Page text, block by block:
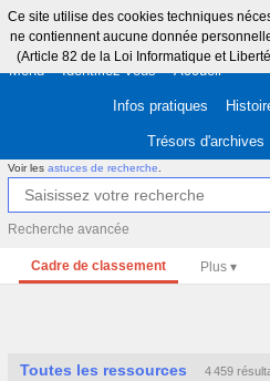
Ce site utilise des cookies techniques
ne contiennent aucune donnée
(Article 82 de la Loi Informatique et
Menu Identifiez-vous Accueil
Infos pratiques
Trésors d'archives
Voir les astuces de recherche
Recherche avancée
Cadre de classement
Toutes les ressources 4 459